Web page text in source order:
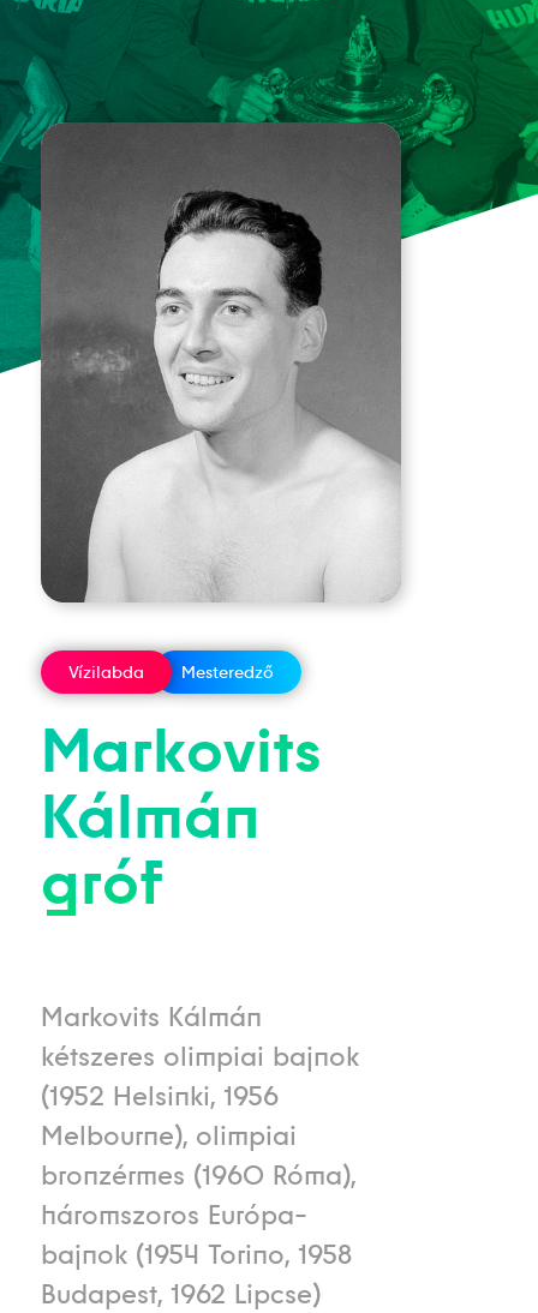
Vízilabda Mesteredző
Markovits
Kálmán
gróf
Markovits Kálmán
kétszeres olimpiai bajnok
(1952 Helsinki, 1956
Melbourne), olimpiai
bronzérmes (1960 Róma),
háromszoros Európa-
bajnok (1954 Torino, 1958
Budapest, 1962 Lipcse)